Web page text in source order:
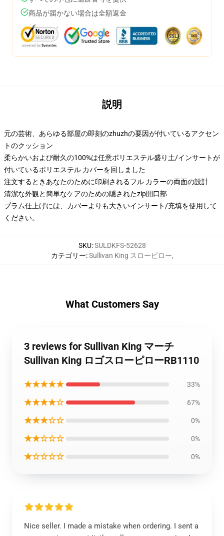
商品が届かない場合は全額返金
説明
元の芸術、あらゆる部屋の即刻のzhuzhの要因が付いているアクセン
トのクッション
柔らかいおよび耐久の100%は任意ポリエステル盛り土/インサートが
付いているポリエステル カバーを回しました
注文するときあなたのために印刷されるフル カラーの両面の設計
清潔な外観と簡単なケアのための隠されたzip開口部
プラム仕上げには、カバーよりも大きいインサート/充填を使用して
ください。
SKU:SULDKFS-52628
カテゴリー:Sullivan King スローピロー,
What Customers Say
3 reviews for Sullivan King マーチ
Sullivan King ロゴスローピローRB1110
★★★★★ 33%
★★★★☆ 67%
★★★☆☆ 0%
★★☆☆☆ 0%
★☆☆☆☆ 0%
Nice seller. I made a mistake when ordering. I sent a